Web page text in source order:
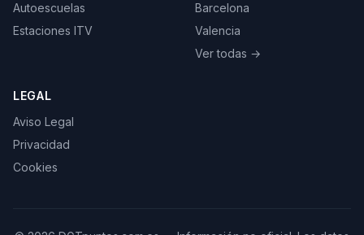
Autoescuelas
Estaciones ITV
Barcelona
Valencia
Ver todas →
LEGAL
Aviso Legal
Privacidad
Cookies